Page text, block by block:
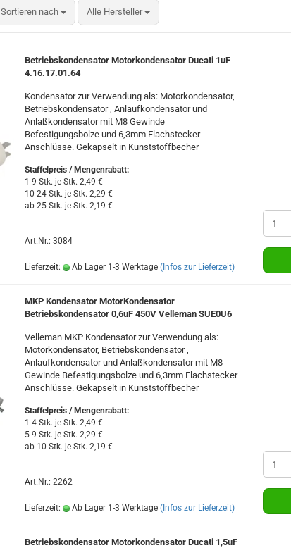
Sortieren nach
Sortieren nach Alle Hersteller
Betriebskondensator Motorkondensator Ducati 1uF
4.16.17.01.64
Kondensator zur Verwendung als: Motorkondensator,
Betriebskondensator , Anlaufkondensator und
Anlaßkondensator mit M8 Gewinde
Befestigungsbolze und 6,3mm Flachstecker
Anschlüsse. Gekapselt in Kunststoffbecher
Staffelpreis / Mengenrabatt:
1-9 Stk. je Stk. 2,49 €
10-24 Stk. je Stk. 2,29 €
ab 25 Stk. je Stk. 2,19 €
Art.Nr.: 3084
Lieferzeit: Ab Lager 1-3 Werktage (Infos zur Lieferzeit)
MKP Kondensator MotorKondensator
Betriebskondensator 0,6uF 450V Velleman SUE0U6
Velleman MKP Kondensator zur Verwendung als:
Motorkondensator, Betriebskondensator ,
Anlaufkondensator und Anlaßkondensator mit M8
Gewinde Befestigungsbolze und 6,3mm Flachstecker
Anschlüsse. Gekapselt in Kunststoffbecher
Staffelpreis / Mengenrabatt:
1-4 Stk. je Stk. 2,49 €
5-9 Stk. je Stk. 2,29 €
ab 10 Stk. je Stk. 2,19 €
Art.Nr.: 2262
Lieferzeit: Ab Lager 1-3 Werktage (Infos zur Lieferzeit)
Betriebskondensator Motorkondensator Ducati 1,5uF